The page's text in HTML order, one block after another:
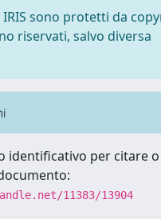
sono protetti da
riservati, salvo diversa
identificativo per citare
11383/13904